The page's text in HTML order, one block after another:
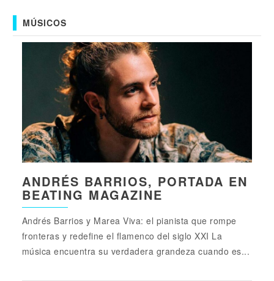
MÚSICOS
ANDRÉS BARRIOS, PORTADA EN
BEATING MAGAZINE
Andrés Barrios y Marea Viva: el pianista que rompe
fronteras y redefine el flamenco del siglo XXI La
música encuentra su verdadera grandeza cuando es...